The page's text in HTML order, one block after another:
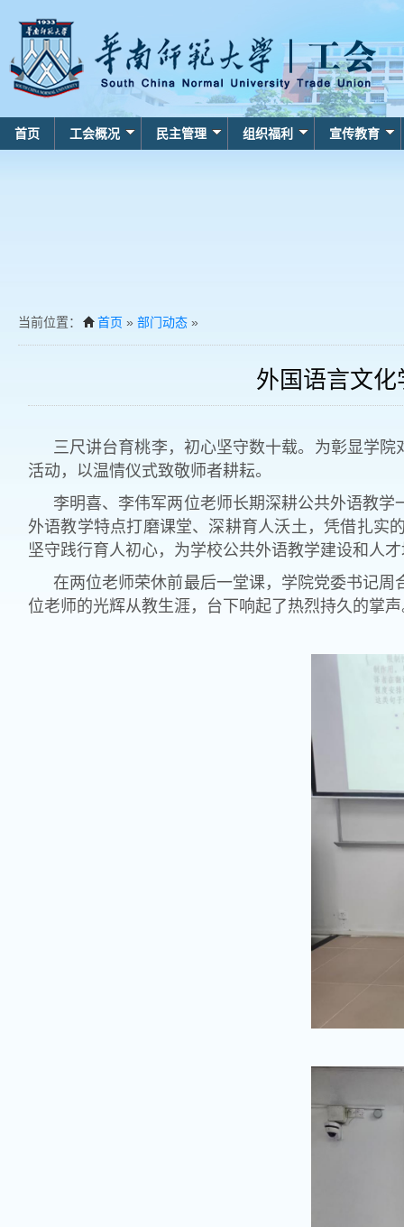
首页 工会概况 民主管理 组织福利 宣传教育
当前位置： 首页 » 部门动态 »
外国语言文
三尺讲台育桃李，初心坚守数十载。为彰显学
活动，以温情仪式致敬师者耕耘。
李明喜、李伟军两位老师长期深耕公共外语教
外语教学特点打磨课堂、深耕育人沃土，凭借扎实
坚守践行育人初心，为学校公共外语教学建设和人
在两位老师荣休前最后一堂课，学院党委书记周
位老师的光辉从教生涯，台下响起了热烈持久的掌